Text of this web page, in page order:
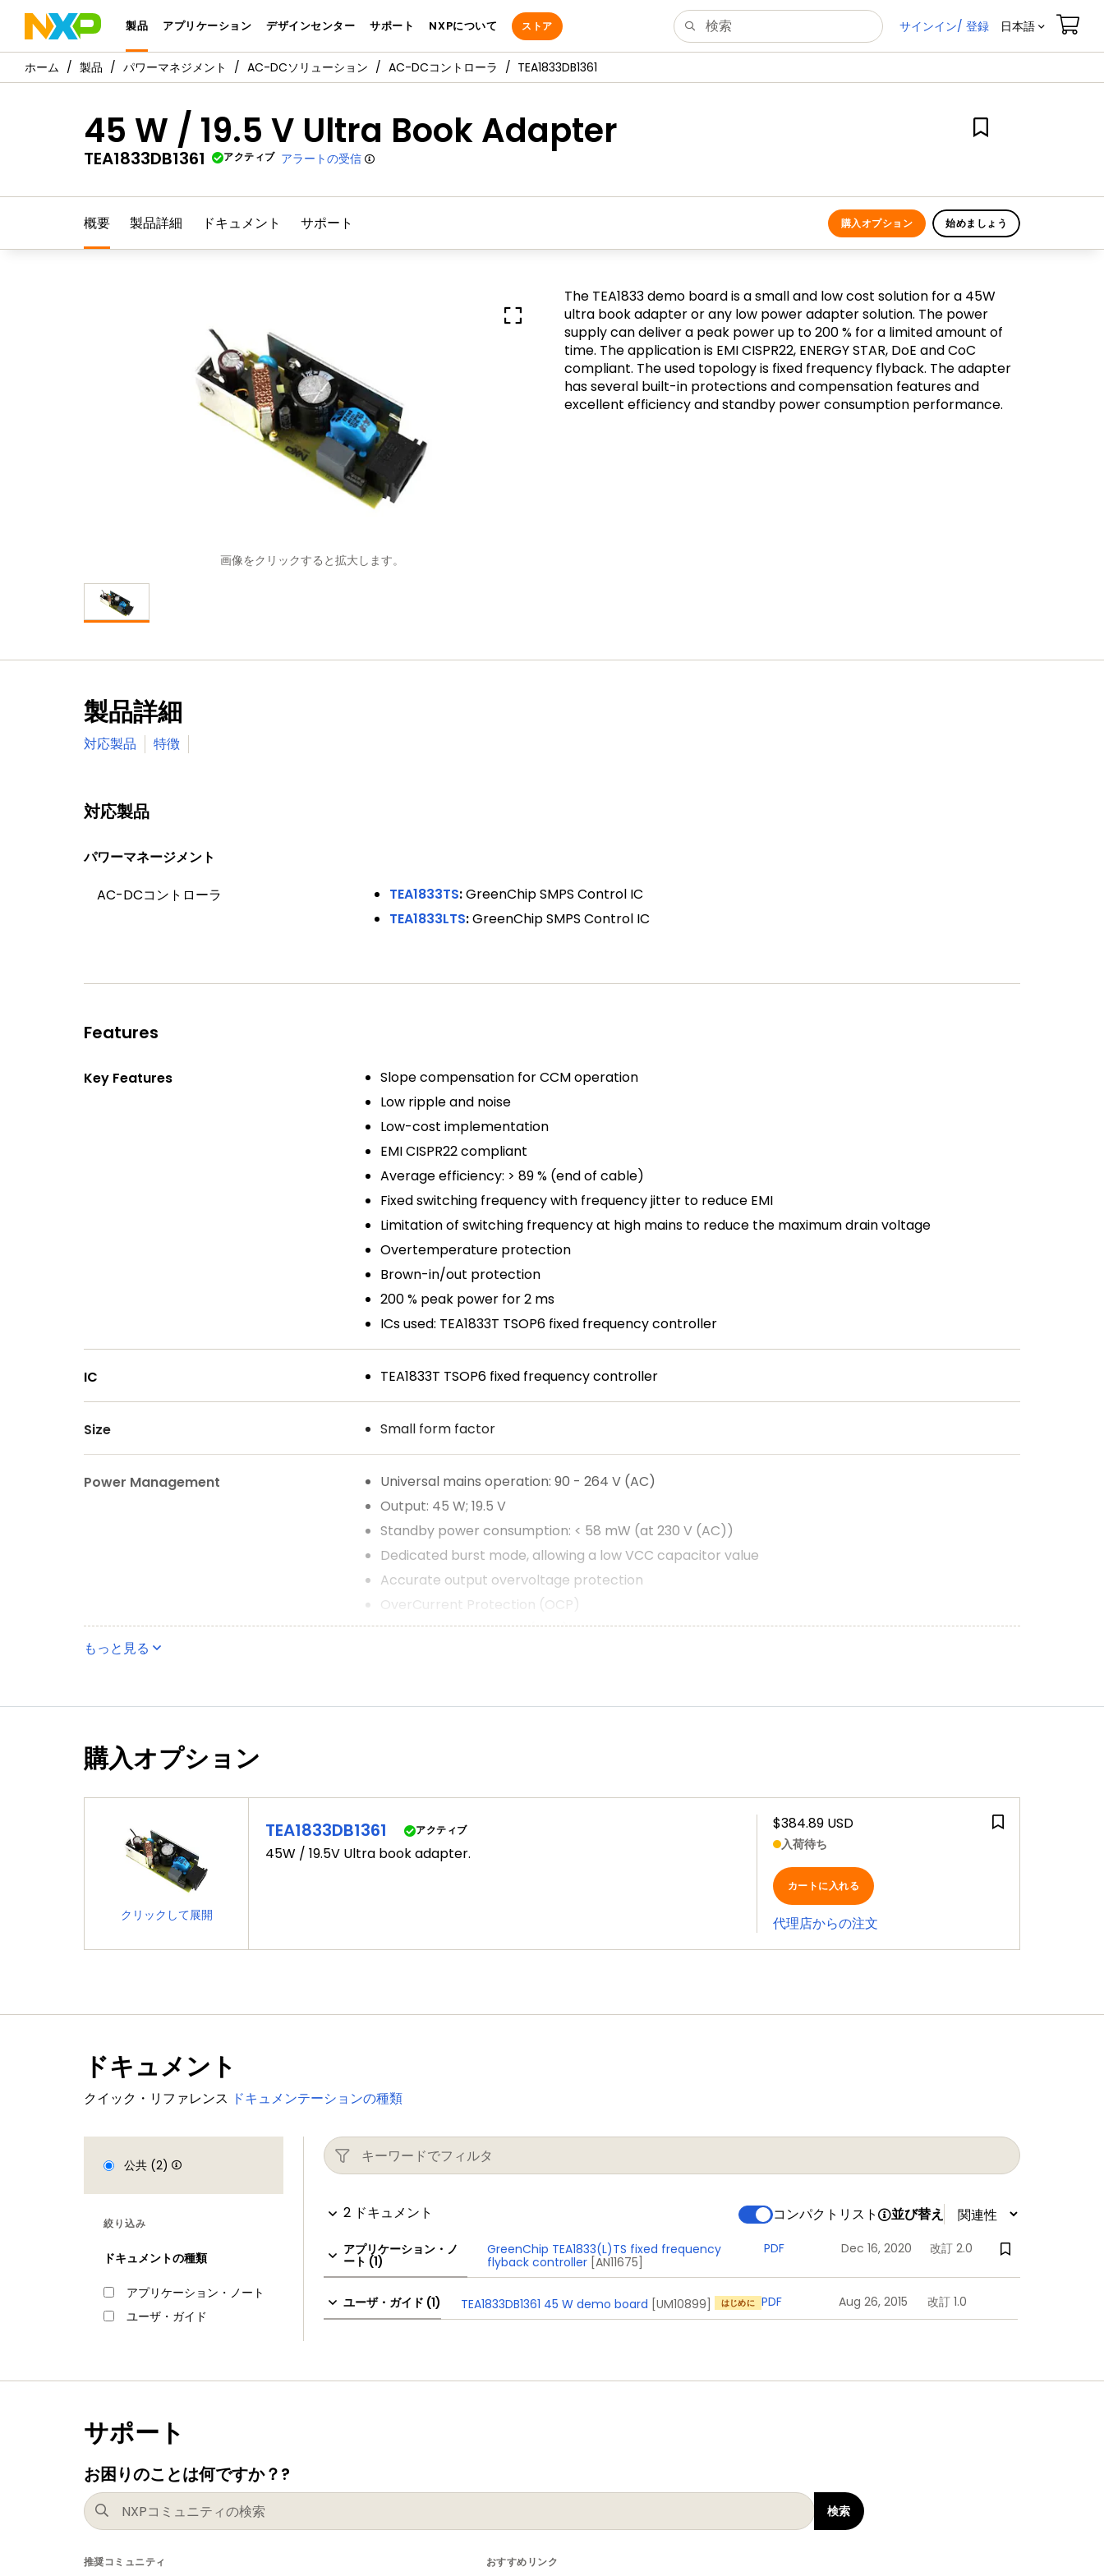
製品 アプリケーション デザインセンター サポート NXPについて ストア サインイン/ 登録 日本語
製品 パワーマネジメント AC-DCソリューション AC-DCコントローラ TEA1833DB1361
45 W / 19.5 V Ultra Book Adapter
TEA1833DB1361 アクティブ アラートの受信
概要 製品詳細 ドキュメント サポート 購入オプション 始めましょう
画像をクリックすると拡大します。
The TEA1833 demo board is a small and low cost solution for a 45W
ultra book adapter or any low power adapter solution. The power
supply can deliver a peak power up to 200 % for a limited amount of
time. The application is EMI CISPR22, ENERGY STAR, DoE and CoC
compliant. The used topology is fixed frequency flyback. The adapter
has several built-in protections and compensation features and
excellent efficiency and standby power consumption performance.
製品詳細
対応製品 特徴
対応製品
パワーマネージメント
AC-DCコントローラ
TEA1833TS:GreenChip SMPS Control IC
TEA1833LTS:GreenChip SMPS Control IC
Features
Key Features
Slope compensation for CCM operation
Low ripple and noise
Low-cost implementation
EMI CISPR22 compliant
Average efficiency: > 89 % (end of cable)
Fixed switching frequency with frequency jitter to reduce EMI
Limitation of switching frequency at high mains to reduce the maximum drain voltage
Overtemperature protection
Brown-in/out protection
200 % peak power for 2 ms
ICs used: TEA1833T TSOP6 fixed frequency controller
IC TEA1833T TSOP6 fixed frequency controller
Size Small form factor
Power Management
Universal mains operation: 90 - 264 V (AC)
Output: 45 W; 19.5 V
Standby power consumption: < 58 mW (at 230 V (AC))
Dedicated burst mode, allowing a low VCC capacitor value
Accurate output overvoltage protection
OverCurrent Protection (OCP)
OverPower Protection (OPP)
もっと見る
購入オプション
クリックして展開
TEA1833DB1361 アクティブ
45W / 19.5V Ultra book adapter.
$384.89 USD
入荷待ち
カートに入れる
代理店からの注文
ドキュメント
クイック・リファレンス ドキュメンテーションの種類
公共 (2)
絞り込み
ドキュメントの種類
アプリケーション・ノート
ユーザ・ガイド
2 ドキュメント コンパクトリスト 並び替え
アプリケーション・ノ
ート (1)
GreenChip TEA1833(L)TS fixed frequency
flyback controller [AN11675]
PDF Dec 16, 2020 改訂 2.0
ユーザ・ガイド (1) TEA1833DB1361 45 W demo board [UM10899] はじめに PDF Aug 26, 2015 改訂 1.0
サポート
お困りのことは何ですか？?
検索
推奨コミュニティ おすすめリンク